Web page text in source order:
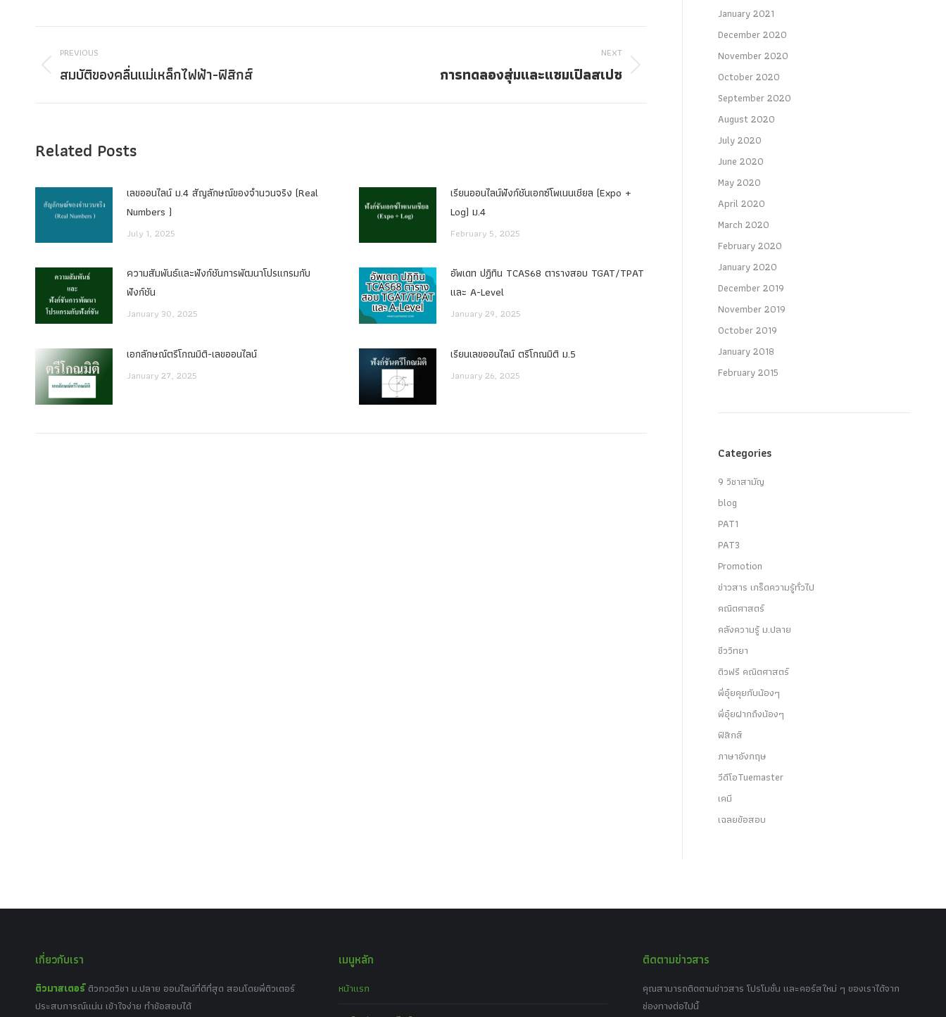
Post
navigation
PREVIOUS
Previous
สมบัติของคลื่นแม่เหล็กไฟฟ้า-ฟิสิกส์
NEXT
การทดลองสุ่มและแซมเปิลสเปซ
Related Posts
เลขออนไลน์ ม.4 สัญลักษณ์ของจำนวนจริง (Real
Numbers )
July 1, 2025
เรียนออนไลน์ฟังก์ชันเอกซ์โพเนนเชียล (Expo +
Log) ม.4
February 5, 2025
ความสัมพันธ์และฟังก์ชันการพัฒนาโปรแกรมกับ
ฟังก์ชัน
January 30, 2025
อัพเดท ปฏิทิน TCAS68 ตารางสอบ TGAT/TPAT
และ A-Level
January 29, 2025
เอกลักษณ์ตรีโกณมิติ-เลขออนไลน์
January 27, 2025
เรียนเลขออนไลน์ ตรีโกณมิติ ม.5
January 26, 2025
January 2021
December 2020
November 2020
October 2020
September 2020
August 2020
July 2020
June 2020
May 2020
April 2020
March 2020
February 2020
January 2020
December 2019
November 2019
October 2019
January 2018
February 2015
Categories
9 วิชาสามัญ
blog
PAT1
PAT3
Promotion
ข่าวสาร เกร็ดความรู้ทั่วไป
คณิตศาสตร์
คลังความรู้ ม.ปลาย
ชีววิทยา
ติวฟรี คณิตศาสตร์
พี่อุ๋ยคุยกับน้องๆ
พี่อุ๋ยฝากถึงน้องๆ
ฟิสิกส์
ภาษาอังกฤษ
วีดีโอTuemaster
เคมี
เฉลยข้อสอบ
เกี่ยวกับเรา
ติวมาสเตอร์ ติวกวดวิชา ม.ปลาย ออนไลน์ที่ดีที่สุด สอนโดยพี่ติวเตอร์
ประสบการณ์แน่น เข้าใจง่าย ทำข้อสอบได้
เมนูหลัก
หน้าแรก
ติดตามข่าวสาร
คุณสามารถติดตามข่าวสาร โปรโมชั่น และคอร์สใหม่ ๆ ของเราได้จาก
ช่องทางต่อไปนี้